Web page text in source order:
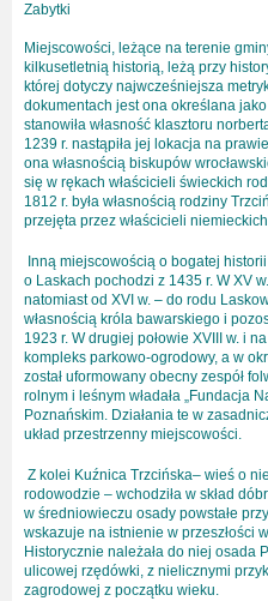
Zabytki
Miejscowości, leżące na terenie
kilkusetletnią historią, leżą przy
której dotyczy najwcześniejsza
dokumentach jest ona określana
stanowiła własność klasztoru
1239 r. nastąpiła jej lokacja na
ona własnością biskupów
się w rękach właścicieli świeckich
1812 r. była własnością rodziny
przejęta przez właścicieli
Inną miejscowością o bogatej
o Laskach pochodzi z 1435 r. W XV
natomiast od XVI w. – do rodu
własnością króla bawarskiego i
1923 r. W drugiej połowie XVIII w. i
kompleks parkowo-ogrodowy, a w
został uformowany obecny zespół
rolnym i leśnym władała „Fundacja
Poznańskim. Działania te w
układ przestrzenny miejscowości.
Z kolei Kuźnica Trzcińska– wieś o
rodowodzie – wchodziła w skład
w średniowieczu osady powstałe
wskazuje na istnienie w przeszłości
Historycznie należała do niej osada
ulicowej rzędówki, z nielicznymi
zagrodowej z początku wieku.